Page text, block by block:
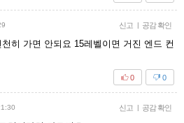
신고 | 공감 확인
히 가면 안되요 15레벨이면 거진 엔드 컨
0
0
신고 | 공감 확인